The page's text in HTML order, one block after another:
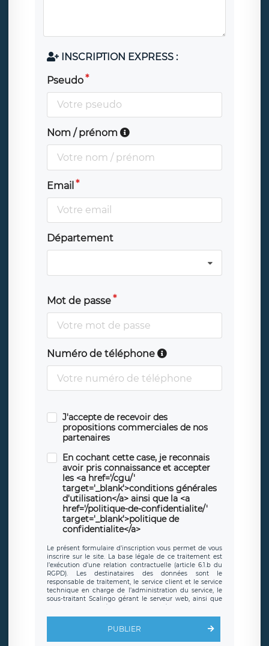
INSCRIPTION EXPRESS :
Pseudo
Nom / prénom
Email
Département
Mot de passe
Numéro de téléphone
J'accepte de recevoir des
propositions commerciales de nos
partenaires
En cochant cette case, je reconnais
avoir pris connaissance et accepter
les <a href='/cgu/'
target='_blank'>conditions générales
d'utilisation</a> ainsi que la <a
href='/politique-de-confidentialite/'
target='_blank'>politique de
confidentialite</a>
Le présent formulaire d’inscription vous permet de vous
inscrire sur le site. La base légale de ce traitement est
l’exécution d’une relation contractuelle (article 6.1.b du
RGPD). Les destinataires des données sont le
responsable de traitement, le service client et le service
technique en charge de l’administration du service, le
sous-traitant Scalingo gérant le serveur web, ainsi que
d’inscription est hébergé sur un serveur hébergé par
clauses de
protection conformes au RGPD
. Les données collectées
sont conservées jusqu’à ce que l’Internaute en sollicite la
PUBLIER